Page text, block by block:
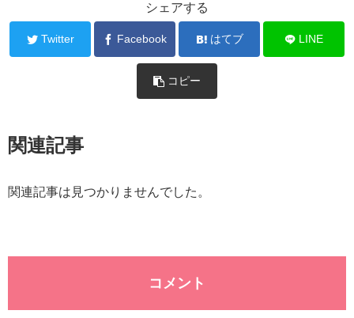
シェアする
Twitter Facebook はてブ LINE
コピー
関連記事
関連記事は見つかりませんでした。
コメント